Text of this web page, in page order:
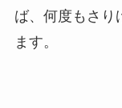
ば、何度もさり
ます。